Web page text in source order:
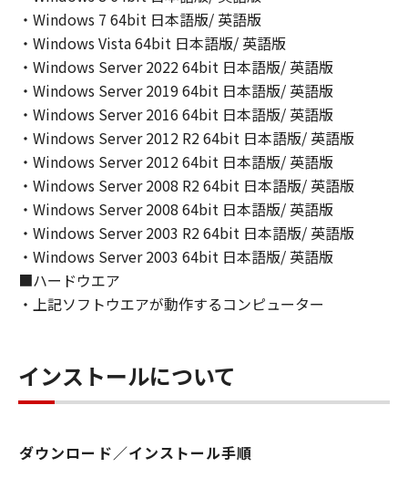
(2) キヤノン、キヤノンのライセンサー、キヤノ
ンの子会社、キヤノンの関連会社、それらの販
売代理店または販売店のいずれも、「本ソフト
ウェア」の使用または使用不能から生ずるいか
なる損害（逸失利益およびその他の派生的また
は付随的な損害を含むがこれらに限定されない
全ての損害を言います。）について、適用法で
認められる限り、一切の責任を負わないものと
します。たとえ、キヤノン、キヤノンのライセ
ンサー、キヤノンの子会社、キヤノンの関連会
社、それらの販売代理店または販売店がかかる
損害の可能性について知らされていた場合でも
同様です。
(3) キヤノン、キヤノンのライセンサー、キヤノ
ンの子会社、キヤノンの関連会社、それらの販
ウェア」、または「本ソフトウェア」の使用に
起因または関連してお客様と第三者との間に生
じたいかなる紛争についても、一切責任を負わ
８．契約期間
・Windows 7 64bit 日本語版/ 英語版
・Windows Vista 64bit 日本語版/ 英語版
・Windows Server 2022 64bit 日本語版/ 英語版
・Windows Server 2019 64bit 日本語版/ 英語版
・Windows Server 2016 64bit 日本語版/ 英語版
・Windows Server 2012 R2 64bit 日本語版/ 英語版
・Windows Server 2012 64bit 日本語版/ 英語版
・Windows Server 2008 R2 64bit 日本語版/ 英語版
・Windows Server 2008 64bit 日本語版/ 英語版
・Windows Server 2003 R2 64bit 日本語版/ 英語版
・Windows Server 2003 64bit 日本語版/ 英語版
■ハードウエア
・上記ソフトウエアが動作するコンピューター
インストールについて
ダウンロード／インストール手順